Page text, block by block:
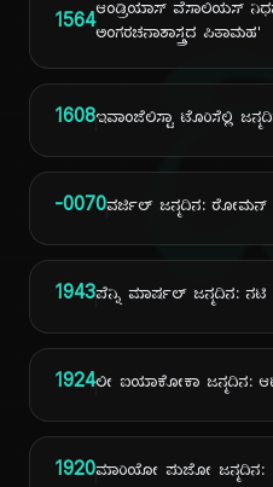
1564ಆಂಡ್ರಿಯಾಸ್ ವೆಸಾಲಿಯಸ್
ಅಂಗರಚನಾಶಾಸ್ತ್ರದ ಪಿತಾಮಹ'
1608ಇವಾಂಜೆಲಿಸ್ಟಾ ಟೊರಿಸೆಲ್ಲಿ
-0070ವರ್ಜಿಲ್ ಜನ್ಮದಿನ: ರೋಮನ್
1943ಪೆನ್ನಿ ಮಾರ್ಷಲ್ ಜನ್ಮದಿನ: ನಟಿ
1924ಲೀ ಐಯಾಕೋಕಾ ಜನ್ಮದಿನ:
1920ಮಾರಿಯೋ ಪುಜೋ ಜನ್ಮದಿನ: